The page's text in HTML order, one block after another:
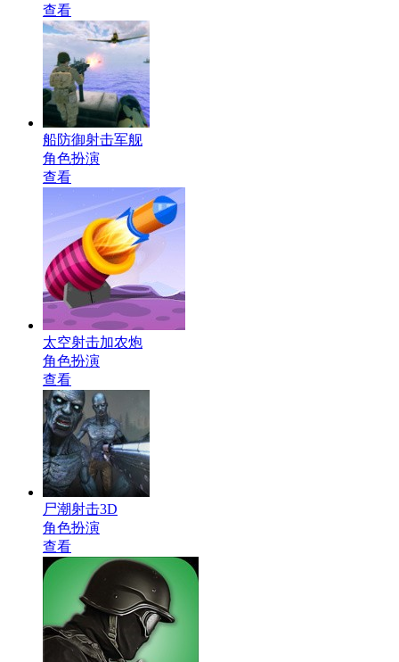
查看
船防御射击军舰
角色扮演
查看
太空射击加农炮
角色扮演
查看
尸潮射击3D
角色扮演
查看